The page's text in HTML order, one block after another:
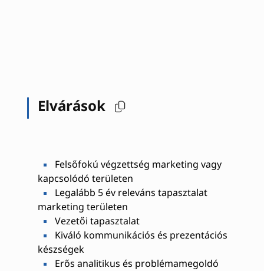
Elvárások
Felsőfokú végzettség marketing vagy
kapcsolódó területen
Legalább 5 év releváns tapasztalat
marketing területen
Vezetői tapasztalat
Kiváló kommunikációs és prezentációs
készségek
Erős analitikus és problémamegoldó